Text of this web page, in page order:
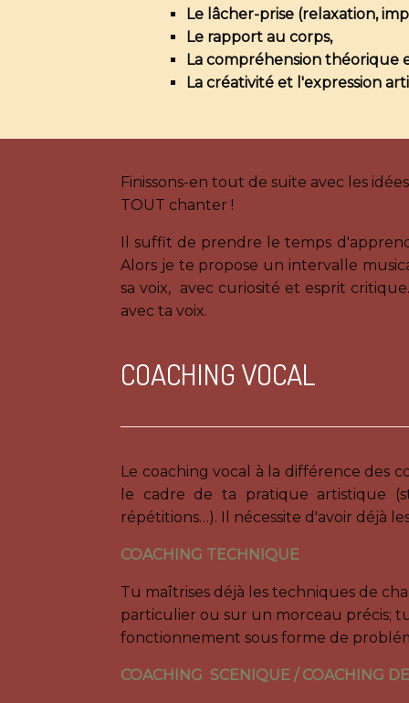
Le lâcher-prise (relaxation,
Le rapport au corps,
La compréhension théorique
La créativité et l'expression
Finissons-en tout de suite avec les
TOUT chanter !
Il suffit de prendre le temps
Alors je te propose un intervalle
sa voix, avec curiosité et esprit
avec ta voix.
COACHING VOCAL
Le coaching vocal à la différence des
le cadre de ta pratique artistique
répétitions…). Il nécessite d'avoir déjà
COACHING TECHNIQUE
Tu maîtrises déjà les techniques de
particulier ou sur un morceau précis;
fonctionnement sous forme de
COACHING SCENIQUE / COACHING